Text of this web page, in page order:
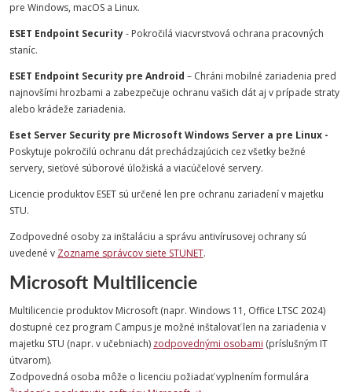
pre Windows, macOS a Linux.
ESET Endpoint Security- Pokročilá viacvrstvová ochrana pracovných
staníc.
ESET Endpoint Security pre Android – Chráni mobilné zariadenia pred
najnovšími hrozbami a zabezpečuje ochranu vašich dát aj v prípade straty
alebo krádeže zariadenia.
Eset Server Security pre Microsoft Windows Server a pre Linux -
Poskytuje pokročilú ochranu dát prechádzajúcich cez všetky bežné
servery, sieťové súborové úložiská a viacúčelové servery.
Licencie produktov ESET sú určené len pre ochranu zariadení v majetku
STU.
Zodpovedné osoby za inštaláciu a správu antivírusovej ochrany sú
uvedené v Zozname správcov siete STUNET.
Microsoft Multilicencie
Multilicencie produktov Microsoft (napr. Windows 11, Office LTSC 2024)
dostupné cez program Campus je možné inštalovať len na zariadenia v
majetku STU (napr. v učebniach) zodpovednými osobami (príslušným IT
útvarom).
Zodpovedná osoba môže o licenciu požiadať vyplnením formulára